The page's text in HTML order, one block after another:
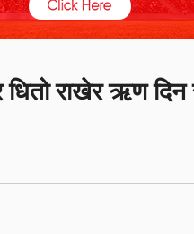
धितो राखेर ऋण